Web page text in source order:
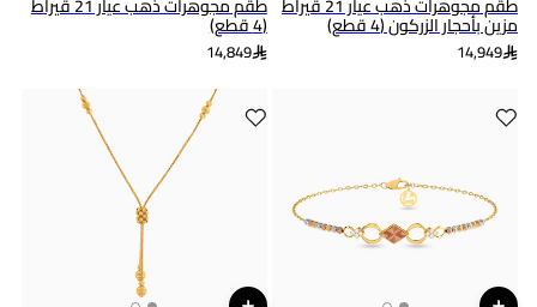
مزين بأحجار الزركون (4 قطع)
14,949
(4 قطع)
14,849